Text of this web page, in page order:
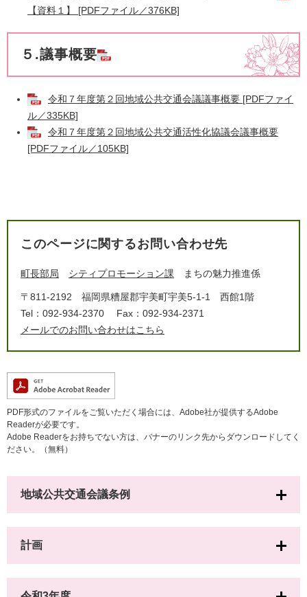
【資料１】 [PDFファイル／376KB]
５.議事概要
令和７年度第２回地域公共交通会議議事概要 [PDFファイ
ル／335KB]
令和７年度第２回地域公共交通活性化協議会議事概要
[PDFファイル／105KB]
このページに関するお問い合わせ先
町長部局 シティプロモーション課 まちの魅力推進係
〒811-2192
福岡県糟屋郡宇美町宇美5-1-1 西館1階
Tel：092-934-2370
Fax：092-934-2371
メールでのお問い合わせはこちら
PDF形式のファイルをご覧いただく場合には、Adobe社が提供するAdobe
Readerが必要です。
Adobe Readerをお持ちでない方は、バナーのリンク先からダウンロードしてく
ださい。（無料）
地域公共交通会議条例
計画